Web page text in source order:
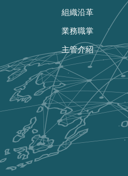
組織沿革
業務職掌
主管介紹